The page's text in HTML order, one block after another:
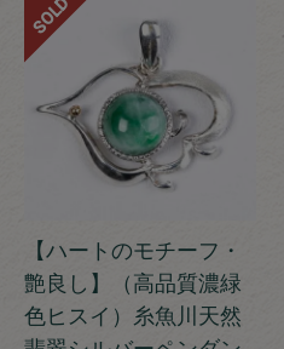
【ハートのモチーフ・
艶良し】（高品質濃緑
色ヒスイ）糸魚川天然
SOLD